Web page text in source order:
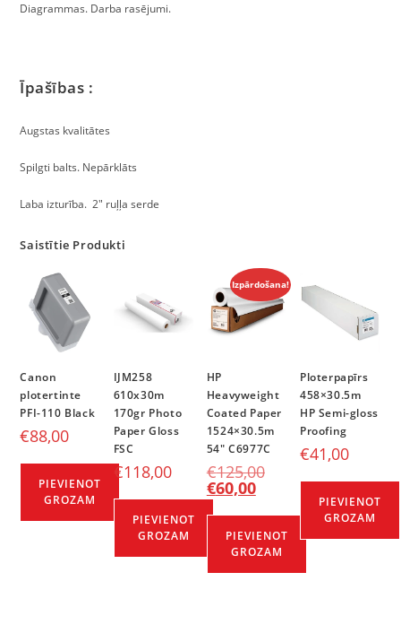
Diagrammas. Darba rasējumi.
Īpašības :
Augstas kvalitātes
Spilgti balts. Nepārklāts
Laba izturība. 2″ ruļļa serde
Saistītie Produkti
Canon
plotertinte
PFI-110 Black
€88,00
PIEVIENOT
GROZAM
IJM258
610x30m
170gr Photo
Paper Gloss
FSC
€118,00
PIEVIENOT
GROZAM
Izpārdošana!
HP
Heavyweight
Coated Paper
1524×30.5m
54″ C6977C
€125,00
€60,00
PIEVIENOT
GROZAM
Ploterpapīrs
458×30.5m
HP Semi-gloss
Proofing
€41,00
PIEVIENOT
GROZAM